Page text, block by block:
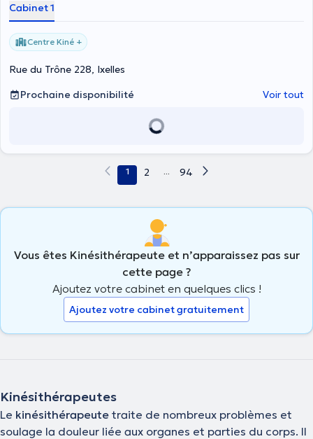
douleurs articulaires, drainage lymphatique manuelle, post cancer
du sein, lymphoedeme/lipodoeme, travail des cicatrices, post-
opératoire... (Tarifs conventionnés)
Cabinet 1
Centre Kiné +
Rue du Trône 228, Ixelles
Prochaine disponibilité
Voir tout
1 2 ... 94
Vous êtes Kinésithérapeute et n’apparaissez pas sur
cette page ?
Ajoutez votre cabinet en quelques clics !
Ajoutez votre cabinet gratuitement
Kinésithérapeutes
Le kinésithérapeute traite de nombreux problèmes et
soulage la douleur liée aux organes et parties du corps. Il